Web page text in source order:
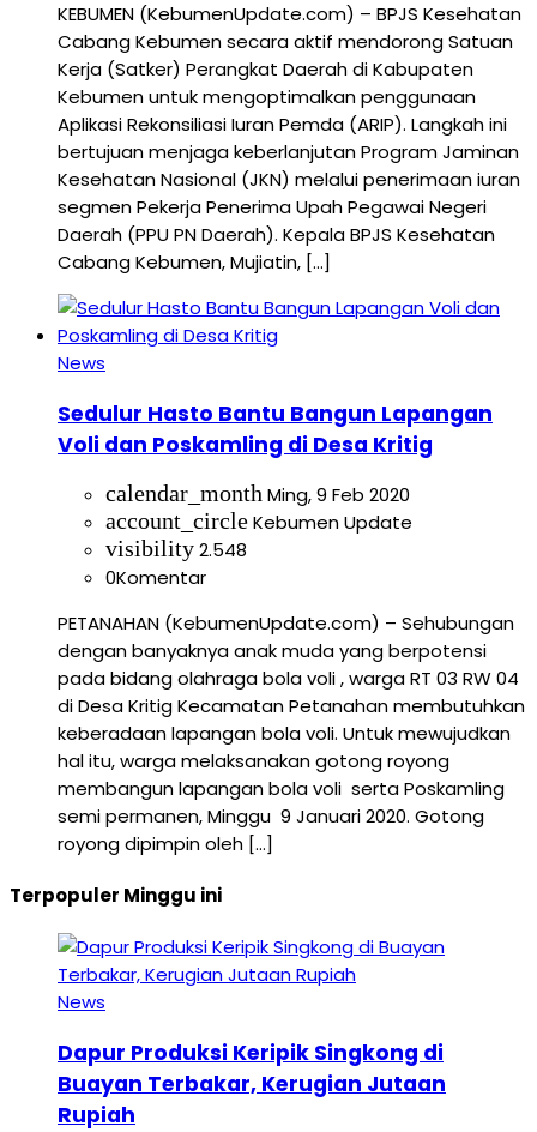
KEBUMEN (KebumenUpdate.com) – BPJS Kesehatan
Cabang Kebumen secara aktif mendorong Satuan
Kerja (Satker) Perangkat Daerah di Kabupaten
Kebumen untuk mengoptimalkan penggunaan
Aplikasi Rekonsiliasi Iuran Pemda (ARIP). Langkah ini
bertujuan menjaga keberlanjutan Program Jaminan
Kesehatan Nasional (JKN) melalui penerimaan iuran
segmen Pekerja Penerima Upah Pegawai Negeri
Daerah (PPU PN Daerah). Kepala BPJS Kesehatan
Cabang Kebumen, Mujiatin, […]
News
Sedulur Hasto Bantu Bangun Lapangan
Voli dan Poskamling di Desa Kritig
calendar_monthMing, 9 Feb 2020
account_circleKebumen Update
visibility2.548
0Komentar
PETANAHAN (KebumenUpdate.com) – Sehubungan
dengan banyaknya anak muda yang berpotensi
pada bidang olahraga bola voli , warga RT 03 RW 04
di Desa Kritig Kecamatan Petanahan membutuhkan
keberadaan lapangan bola voli. Untuk mewujudkan
hal itu, warga melaksanakan gotong royong
membangun lapangan bola voli serta Poskamling
semi permanen, Minggu 9 Januari 2020. Gotong
royong dipimpin oleh […]
Terpopuler Minggu ini
News
Dapur Produksi Keripik Singkong di
Buayan Terbakar, Kerugian Jutaan
Rupiah